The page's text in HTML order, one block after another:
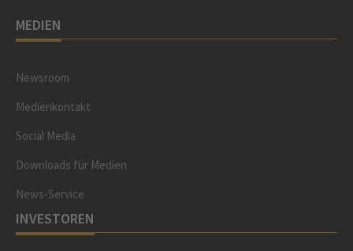
MEDIEN
Newsroom
Medienkontakt
Social Media
Downloads für Medien
News-Service
INVESTOREN